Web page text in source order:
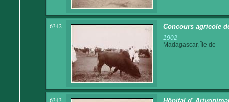
6342 Concours agricole
1902
Madagascar, Île de
6343